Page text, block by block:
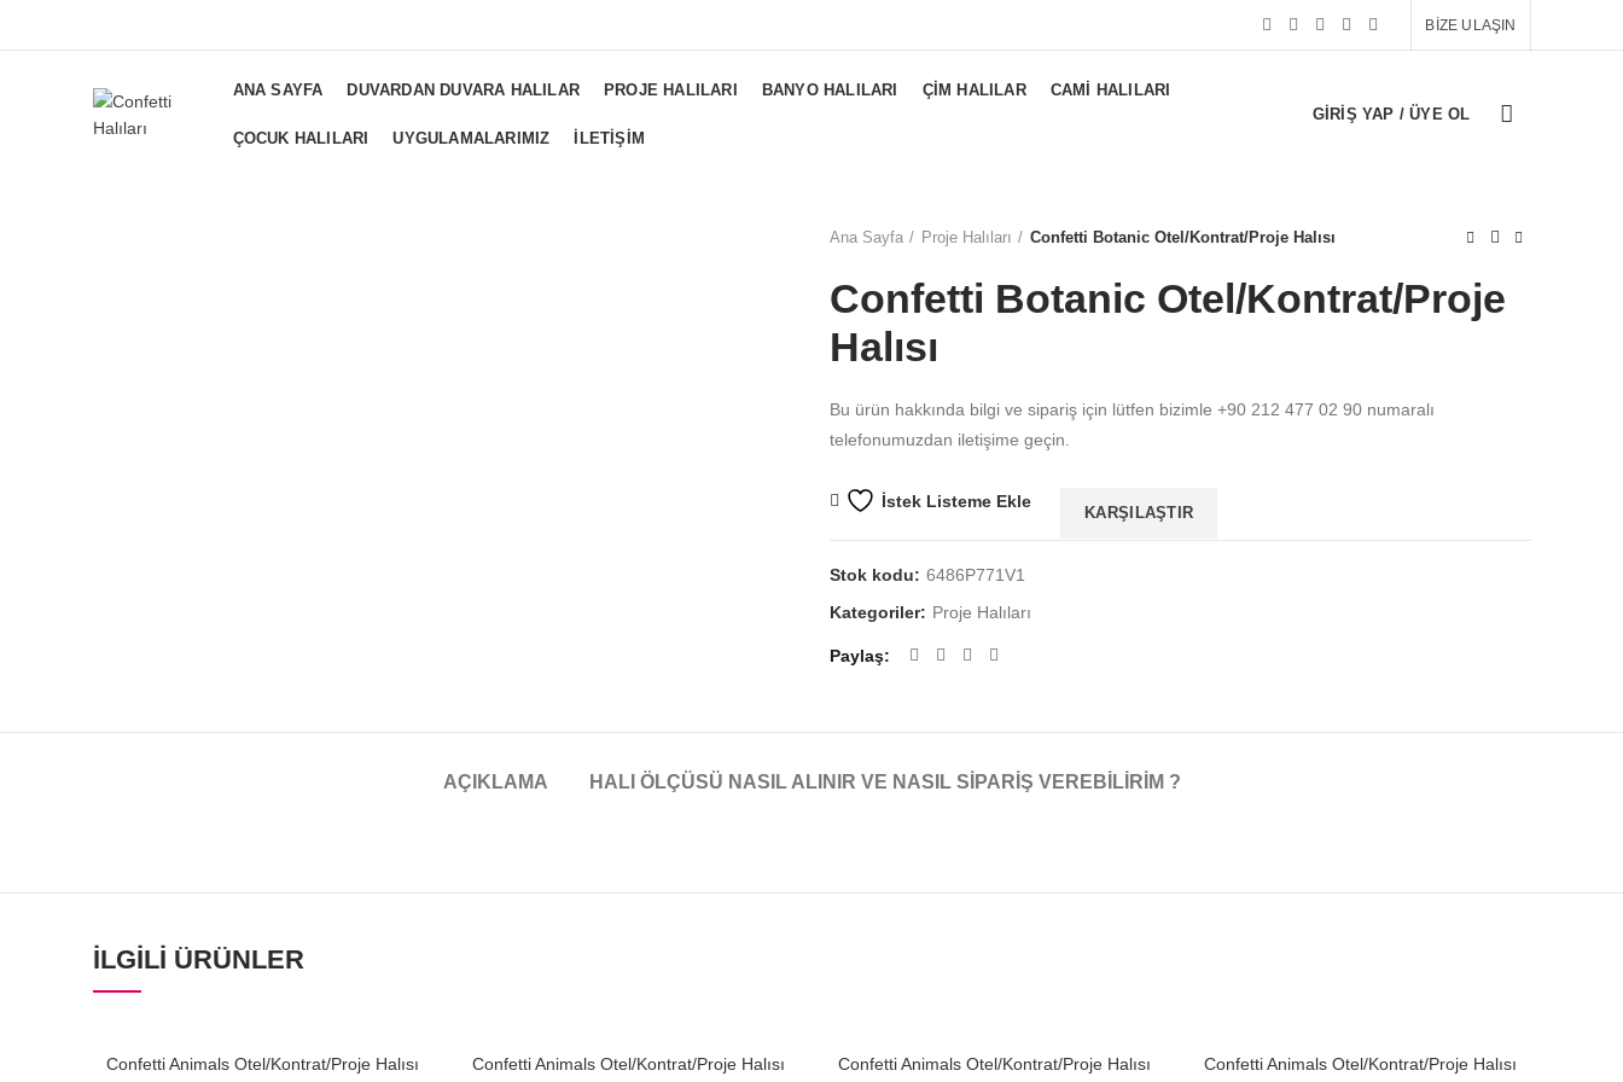
BİZE ULAŞIN
ANA SAYFA DUVARDAN DUVARA HALILAR PROJE HALILARI BANYO HALILARI ÇIM HALILAR CAMI HALILARI
ÇOCUK HALILARI UYGULAMALARIMIZ İLETIŞIM
GIRIŞ YAP / ÜYE OL
Ana Sayfa
Proje Halıları Confetti Botanic Otel/Kontrat/Proje Halısı
Confetti Botanic Otel/Kontrat/Proje
Halısı
Bu ürün hakkında bilgi ve sipariş için lütfen bizimle +90 212 477 02 90 numaralı
telefonumuzdan iletişime geçin.
İstek Listeme Ekle
KARŞILAŞTIR
Stok kodu: 6486P771V1
Kategoriler: Proje Halıları
Paylaş
AÇIKLAMA HALI ÖLÇÜSÜ NASIL ALINIR VE NASIL SIPARIŞ VEREBILIRIM ?
İLGILI ÜRÜNLER
Confetti Animals Otel/Kontrat/Proje Halısı Confetti Animals Otel/Kontrat/Proje Halısı Confetti Animals Otel/Kontrat/Proje Halısı Confetti Animals Otel/Kontrat/Proje Halısı